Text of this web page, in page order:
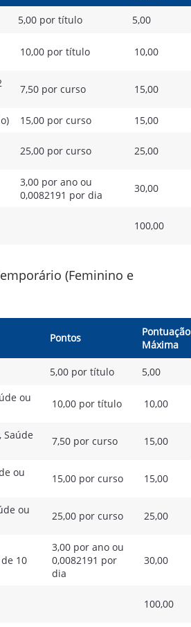
5,00 por título 5,00
10,00 por título 10,00
7,50 por curso 15,00
15,00 por curso 15,00
25,00 por curso 25,00
3,00 por ano ou
0,0082191 por dia
30,00
100,00
(Feminino e
Pontos
Pontuação
Máxima
5,00 por título 5,00
ou
10,00 por título 10,00
Saúde
7,50 por curso 15,00
ou
15,00 por curso 15,00
ou
25,00 por curso 25,00
10
3,00 por ano ou
0,0082191 por
dia
30,00
100,00